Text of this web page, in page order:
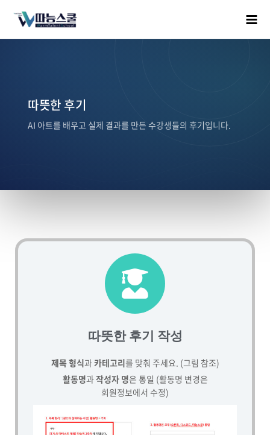
따뜻한 후기
AI 아트를 배우고 실제 결과를 만든 수강생들의 후기입니다.
따뜻한 후기 작성
제목 형식과카테고리를 맞춰 주세요. (그림 참조)
활동명과작성자 명은 통일 (활동명 변경은
회원정보에서 수정)